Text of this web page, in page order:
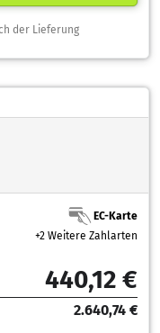
der Lieferung
EC-Karte
+2 Weitere Zahlarten
440,12 €
2.640,74 €